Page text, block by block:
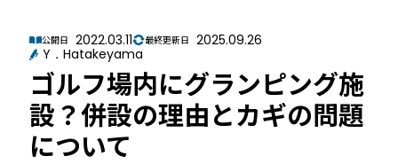
公開日 2022.03.11 最終更新日 2025.09.26
Y．Hatakeyama
ゴルフ場内にグランピング施
設？併設の理由とカギの問題
について
RemoteLOCK